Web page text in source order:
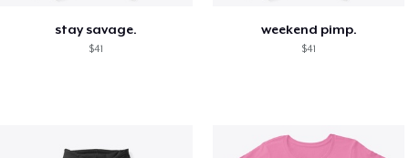
stay savage.
$41
weekend pimp.
$41